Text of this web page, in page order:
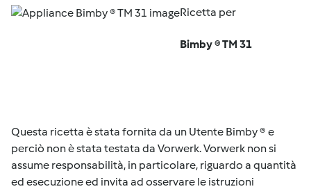
Ricetta per
Bimby ® TM 31
Questa ricetta è stata fornita da un Utente Bimby ® e
perciò non è stata testata da Vorwerk. Vorwerk non si
assume responsabilità, in particolare, riguardo a quantità
ed esecuzione ed invita ad osservare le istruzioni